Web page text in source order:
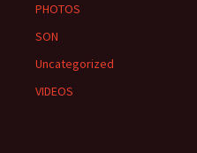
PHOTOS
SON
Uncategorized
VIDEOS